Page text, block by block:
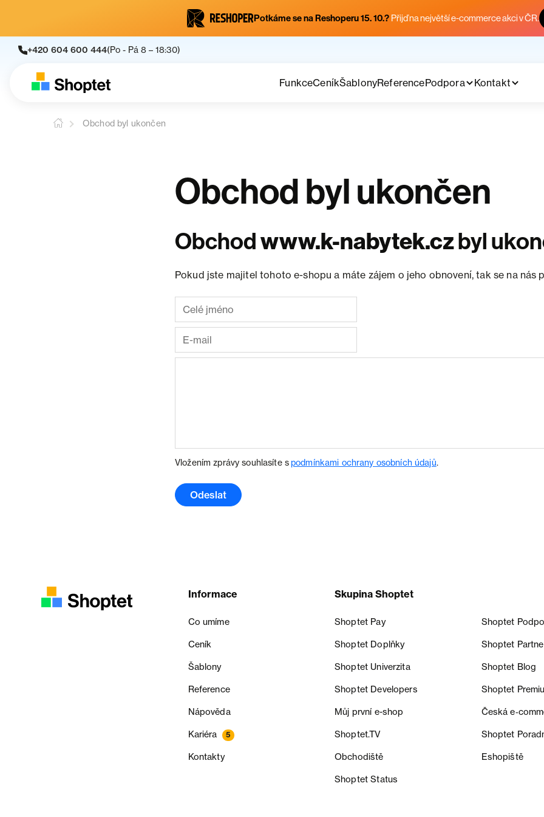
Potkáme se na Reshoperu 15. 10.? Přijď na největší e-commerce akci v ČR.
+420 604 600 444(Po - Pá 8 – 18:30)
FunkceCeníkŠablonyReferencePodpora Kontakt
Obchod byl ukončen
Obchod byl ukončen
Obchodwww.k-nabytek.czbyl
Pokud jste majitel tohoto e-shopu a máte zájem o jeho obnovení, tak se na nás
Vložením zprávy souhlasíte spodmínkami ochrany osobních údajů.
Odeslat
Informace
Co umíme
Ceník
Šablony
Reference
Nápověda
Kariéra 5
Kontakty
Skupina Shoptet
Shoptet Pay Shoptet
Shoptet Doplňky Shoptet
Shoptet Univerzita Shoptet Blog
Shoptet Developers Shoptet
Můj první e-shop Česká
Shoptet.TV Shoptet
Obchodiště Eshopiště
Shoptet Status